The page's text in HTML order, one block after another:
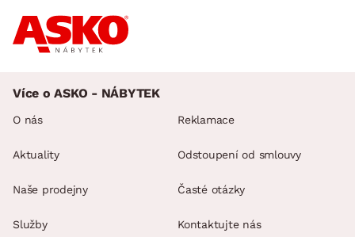
Více o ASKO - NÁBYTEK
O nás
Aktuality
Naše prodejny
Služby
Reklamace
Odstoupení od smlouvy
Časté otázky
Kontaktujte nás